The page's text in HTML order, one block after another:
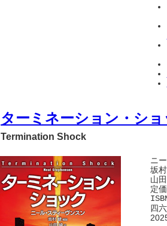
ターミネーション・シ
Termination Shock
ニ
坂
山
定
四